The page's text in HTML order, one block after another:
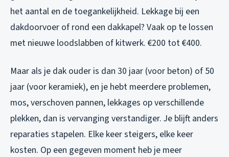
het aantal en de toegankelijkheid. Lekkage bij een
dakdoorvoer of rond een dakkapel? Vaak op te lossen
met nieuwe loodslabben of kitwerk. €200 tot €400.
Maar als je dak ouder is dan 30 jaar (voor beton) of 50
jaar (voor keramiek), en je hebt meerdere problemen,
mos, verschoven pannen, lekkages op verschillende
plekken, dan is vervanging verstandiger. Je blijft anders
reparaties stapelen. Elke keer steigers, elke keer
kosten. Op een gegeven moment heb je meer